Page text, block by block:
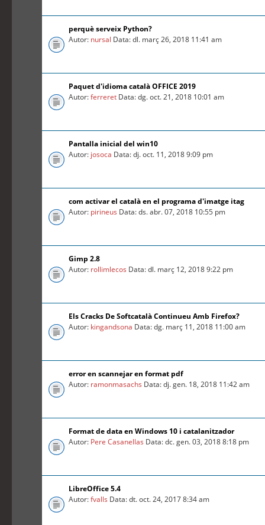
perquè serveix Python?
Autor: nursal Data: dl. març 26, 2018 11:41 am
Paquet d'idioma català OFFICE 2019
Autor:ferreret Data: dg. oct. 21, 2018 10:01 am
Pantalla inicial del win10
Autor: josoca Data: dj. oct. 11, 2018 9:09 pm
com activar el català en el programa d'imatge itag
Autor: pirineus Data: ds. abr. 07, 2018 10:55 pm
Gimp 2.8
Autor: rollimlecos Data: dl. març 12, 2018 9:22 pm
Els Cracks De Softcatalà Continueu Amb Firefox?
Autor: kingandsona Data: dg. març 11, 2018 11:00 am
error en scannejar en format pdf
Autor: ramonmasachs Data: dj. gen. 18, 2018 11:42 am
Format de data en Windows 10 i catalanitzador
Autor: Pere Casanellas Data: dc. gen. 03, 2018 8:18 pm
LibreOffice 5.4
Autor:fvalls Data: dt. oct. 24, 2017 8:34 am